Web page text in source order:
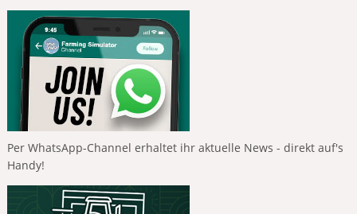
Per WhatsApp-Channel erhaltet ihr aktuelle News - direkt auf's
Handy!